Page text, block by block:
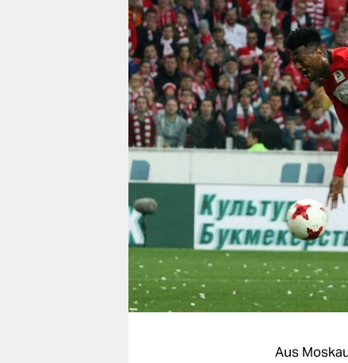
berlin
nord
wahrheit
verlag
verlag
veranstaltungen
shop
fragen & hilfe
unterstützen
abo
Aus